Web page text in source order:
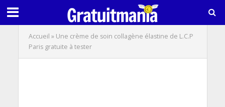
Accueil » Une crème de soin collagène élastine de L.C.P
Paris gratuite à tester